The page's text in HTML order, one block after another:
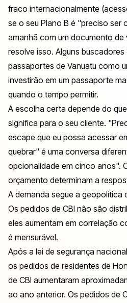
fraco internacionalmente
se o seu Plano B é "preciso ser
amanhã com um documento de
resolve isso. Alguns
passaportes de Vanuatu como
investirão em um passaporte
quando o tempo permitir.
A escolha certa depende do
significa para o seu cliente.
escape que eu possa acessar
quebrar" é uma conversa
opcionalidade em cinco anos".
orçamento determinam a
A demanda segue a geopolítica
Os pedidos de CBI não são
eles aumentam em correlação
é mensurável.
Após a lei de segurança
os pedidos de residentes de
de CBI aumentaram
ao ano anterior. Os pedidos de